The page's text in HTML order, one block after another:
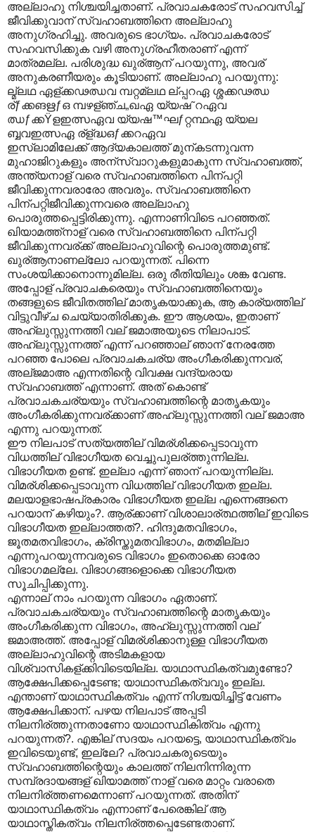
അല്ലാഹു നിശ്ചയിച്ചതാണ്. പ്രവാചകരോട് സഹവസിച്ച്
ജീവിക്കുവാന് സ്വഹാബത്തിനെ അല്ലാഹു
അനുഗ്രഹിച്ചു. അവരുടെ ഭാഗ്യം. പ്രവാചകരോട്
സഹവസിക്കുക വഴി അനുഗ്രഹീതരാണ് എന്ന്
മാത്രമല്ല. പരിശുദ്ധ ഖുര്ആന് പറയുന്നു, അവര്
അനുകരണീയരും കൂടിയാണ്. അല്ലാഹു പറയുന്നു:
ല്മ്ലഥ ഏള്ക്കഢഝവ മ്പറ്റമ്ലഥ ല്പ്പറഏ ശ്ശക്കഢഝ
ര്ƒക്കങഋƒഒ മ്പഴള്ഞ്ച„ഖഏ യ്യഷ˜റഏവ
ഝƒക്കŸളഇത്സഏവ യ്യഷ™ഘƒറ്റന്ഥഏ യ്യല
ബ്ബവഇത്സഏ ര്ള്ദ്ധഒƒക്കറഏവ
ഇസ്ലാമിലേക്ക് ആദ്യകാലത്ത് മുന്കടന്നുവന്ന
മുഹാജിറുകളും അന്സ്വാറുകളുമാകുന്ന സ്വഹാബത്ത്,
അന്ത്യനാള് വരെ സ്വഹാബത്തിനെ പിന്പറ്റി
ജീവിക്കുന്നവരാരോ അവരും. സ്വഹാബത്തിനെ
പിന്പറ്റിജീവിക്കുന്നവരെ അല്ലാഹു
പൊരുത്തപ്പെട്ടിരിക്കുന്നു. എന്നാണിവിടെ പറഞ്ഞത്.
ഖിയാമത്ത്നാള് വരെ സ്വഹാബത്തിനെ പിന്പറ്റി
ജീവിക്കുന്നവര്ക്ക് അല്ലാഹുവിന്റെ പൊരുത്തമുണ്ട്.
ഖുര്ആനാണല്ലോ പറയുന്നത്. പിന്നെ
സംശയിക്കാനൊന്നുമില്ല. ഒരു രീതിയിലും ശങ്ക വേണ്ട.
അപ്പോള് പ്രവാചകരെയും സ്വഹാബത്തിനെയും
തങ്ങളുടെ ജീവിതത്തില് മാതൃകയാക്കുക, ആ കാര്യത്തില്
വിട്ടുവീഴ്ച ചെയ്യാതിരിക്കുക. ഈ ആശയം, ഇതാണ്
അഹ്ലുസ്സുന്നത്തി വല് ജമാഅയുടെ നിലാപാട്.
അഹ്ലുസ്സുന്നത്ത് എന്ന് പറഞ്ഞാല് ഞാന് നേരത്തേ
പറഞ്ഞ പോലെ പ്രവാചകചര്യ അംഗീകരിക്കുന്നവര്,
അല്ജമാഅ എന്നതിന്റെ വിവക്ഷ വന്ദ്യരായ
സ്വഹാബത്ത് എന്നാണ്. അത് കൊണ്ട്
പ്രവാചകചര്യയും സ്വഹാബത്തിന്റെ മാതൃകയും
അംഗീകരിക്കുന്നവര്ക്കാണ് അഹ്ലുസ്സുന്നത്തി വല് ജമാഅ
എന്നു പറയുന്നത്.
ഈ നിലപാട് സത്യത്തില് വിമര്ശിക്കപ്പെടാവുന്ന
വിധത്തില് വിഭാഗീയത വെച്ചുപുലര്ത്തുന്നില്ല.
വിഭാഗീയത ഉണ്ട്. ഇല്ലാ എന്ന് ഞാന് പറയുന്നില്ല.
വിമര്ശിക്കപ്പെടാവുന്ന വിധത്തില് വിഭാഗീയത ഇല്ല.
മലയാളഭാഷപ്രകാരം വിഭാഗീയത ഇല്ല എന്നെങ്ങനെ
പറയാന് കഴിയും?. ആര്ക്കാണ് വിശാലാര്ത്ഥത്തില് ഇവിടെ
വിഭാഗീയത ഇല്ലാത്തത്?. ഹിന്ദുമതവിഭാഗം,
ജൂതമതവിഭാഗം, ക്രിസ്തുമതവിഭാഗം, മതമില്ലാ
എന്നുപറയുന്നവരുടെ വിഭാഗം ഇതൊക്കെ ഓരോ
വിഭാഗമല്ലേ. വിഭാഗങ്ങളൊക്കെ വിഭാഗീയത
സൂചിപ്പിക്കുന്നു.
എന്നാല് നാം പറയുന്ന വിഭാഗം ഏതാണ്.
പ്രവാചകചര്യയും സ്വഹാബത്തിന്റെ മാതൃകയും
അംഗീകരിക്കുന്ന വിഭാഗം, അഹ്ലുസ്സുന്നത്തി വല്
ജമാഅത്ത്. അപ്പോള് വിമര്ശിക്കാനുള്ള വിഭാഗീയത
അല്ലാഹുവിന്റെ അടിമകളായ
വിശ്വാസികള്ക്കിവിടെയില്ല. യാഥാസ്ഥികത്വമുണ്ടോ?
ആക്ഷേപിക്കപ്പെടേണ്ട; യാഥാസ്ഥികത്വവും ഇല്ല.
എന്താണ് യാഥാസ്ഥികത്വം എന്ന് നിശ്ചയിച്ചിട്ട് വേണം
ആക്ഷേപിക്കാന്. പഴയ നിലപാട് അപ്പടി
നിലനിര്ത്തുന്നതാണോ യാഥാസ്ഥികിത്വം എന്നു
പറയുന്നത്?. എങ്കില് സദയം പറയട്ടെ, യാഥാസ്ഥികത്വം
ഇവിടെയുണ്ട്, ഇല്ലേ? പ്രവാചകരുടെയും
സ്വഹാബത്തിന്റെയും കാലത്ത് നിലനിന്നിരുന്ന
സമ്പ്രദായങ്ങള് ഖിയാമത്ത് നാള് വരെ മാറ്റം വരാതെ
നിലനിര്ത്തണമെന്നാണ് പറയുന്നത്. അതിന്
യാഥാസ്ഥികത്വം എന്നാണ് പേരെങ്കില് ആ
യാഥാസ്തികത്വം നിലനിര്ത്തപ്പെടേണ്ടതാണ്.